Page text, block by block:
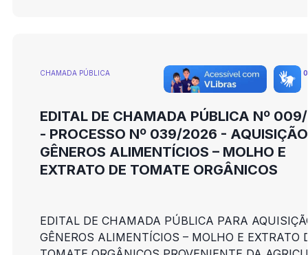
CHAMADA PÚBLICA
EDITAL DE CHAMADA PÚBLICA Nº
- PROCESSO Nº 039/2026 -
GÊNEROS ALIMENTÍCIOS – MOLHO E
EXTRATO DE TOMATE ORGÂNICOS
EDITAL DE CHAMADA PÚBLICA PARA
GÊNEROS ALIMENTÍCIOS – MOLHO E EXTRATO